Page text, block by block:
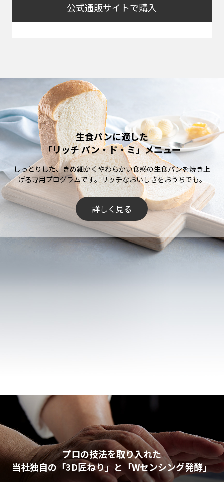
公式通販サイトで購入
生食パンに適した
「リッチ パン・ド・ミ」メニュー
しっとりした、きめ細かくやわらかい食感の生食パンを焼き上
げる専用プログラムです。リッチなおいしさをおうちでも。
詳しく見る
プロの技法を取り入れた
当社独自の「3D匠ねり」と「Wセンシング発酵」